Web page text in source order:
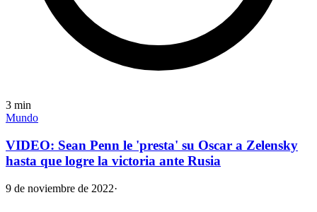
3 min
Mundo
VIDEO: Sean Penn le 'presta' su Oscar a Zelensky
hasta que logre la victoria ante Rusia
9 de noviembre de 2022·